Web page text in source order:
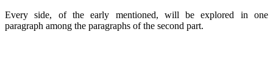
Every side, of the early mentioned, will be explored in one
paragraph among the paragraphs of the second part.